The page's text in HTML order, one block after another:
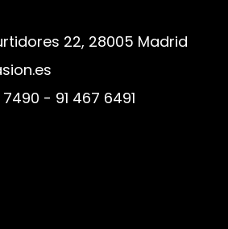
22, 28005 Madrid
- 91 467 6491